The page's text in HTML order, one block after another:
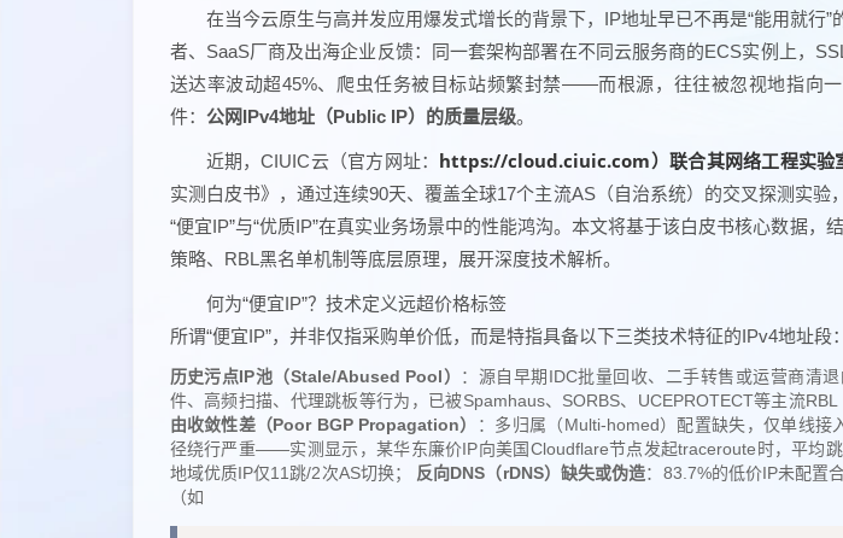
在当今云原生与高并发应用爆发式增长的背景下，IP地址早已不再是“能用就行”
者、SaaS厂商及出海企业反馈：同一套架构部署在不同云服务商的ECS实例上，
送达率波动超45%、爬虫任务被目标站频繁封禁——而根源，往往被忽视地指向
件： 公网IPv4地址（Public IP）的质量层级。
近期，CIUIC云（官方网址： https://cloud.ciuic.com）联合其网络工程实验
实测白皮书》，通过连续90天、覆盖全球17个主流AS（自治系统）的交叉探测实验
“便宜IP”与“优质IP”在真实业务场景中的性能鸿沟。本文将基于该白皮书核心数据，
策略、RBL黑名单机制等底层原理，展开深度技术解析。
何为“便宜IP”？技术定义远超价格标签
所谓“便宜IP”，并非仅指采购单价低，而是特指具备以下三类技术特征的IPv4地址段：
历史污点IP池（Stale/Abused Pool） ：源自早期IDC批量回收、二手转售或运营商清
件、高频扫描、代理跳板等行为，已被Spamhaus、SORBS、UCEPROTECT等主流
由收敛性差（Poor BGP Propagation）
：多归属（Multi-homed）配置缺失，仅单线接
径绕行严重——实测显示，某华东廉价IP向美国Cloudflare节点发起traceroute时，平均
地域优质IP仅11跳/2次AS切换； 反向DNS（rDNS）缺失或伪造：83.7%的低价IP未配置
（如